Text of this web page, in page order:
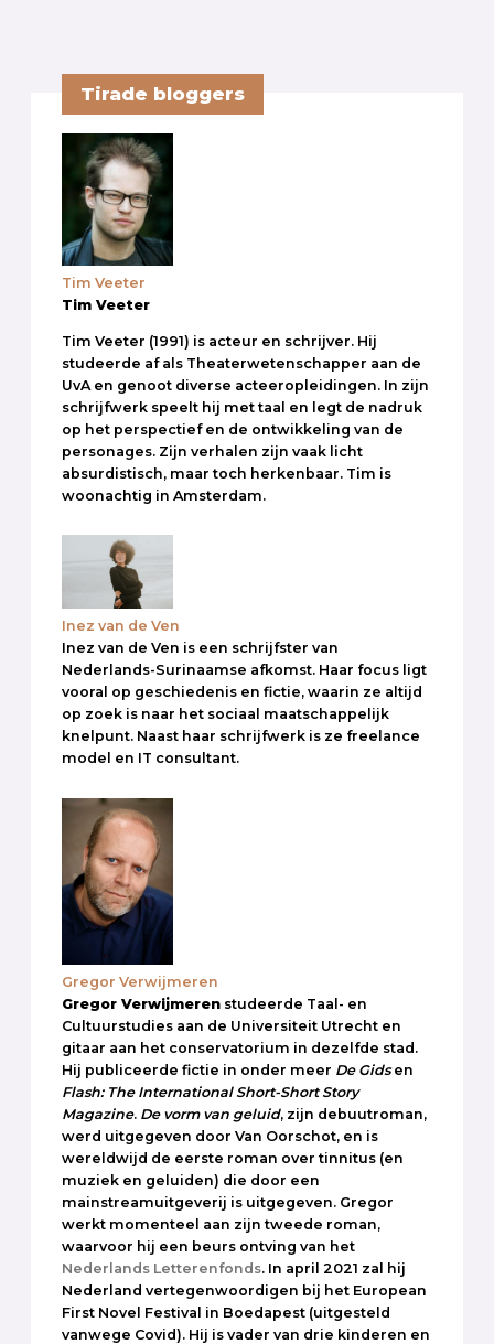
Tirade bloggers
Tim Veeter
Tim Veeter
Tim Veeter (1991) is acteur en schrijver. Hij
studeerde af als Theaterwetenschapper aan de
UvA en genoot diverse acteeropleidingen. In zijn
schrijfwerk speelt hij met taal en legt de nadruk
op het perspectief en de ontwikkeling van de
personages. Zijn verhalen zijn vaak licht
absurdistisch, maar toch herkenbaar. Tim is
woonachtig in Amsterdam.
Inez van de Ven
Inez van de Ven is een schrijfster van
Nederlands-Surinaamse afkomst. Haar focus ligt
vooral op geschiedenis en fictie, waarin ze altijd
op zoek is naar het sociaal maatschappelijk
knelpunt. Naast haar schrijfwerk is ze freelance
model en IT consultant.
Gregor Verwijmeren
Gregor Verwijmeren studeerde Taal- en
Cultuurstudies aan de Universiteit Utrecht en
gitaar aan het conservatorium in dezelfde stad.
Hij publiceerde fictie in onder meer De Gidsen
Flash: The International Short-Short Story
Magazine. De vorm van geluid, zijn debuutroman,
werd uitgegeven door Van Oorschot, en is
wereldwijd de eerste roman over tinnitus (en
muziek en geluiden) die door een
mainstreamuitgeverij is uitgegeven. Gregor
werkt momenteel aan zijn tweede roman,
waarvoor hij een beurs ontving van het
Nederlands Letterenfonds. In april 2021 zal hij
Nederland vertegenwoordigen bij het European
First Novel Festival in Boedapest (uitgesteld
vanwege Covid). Hij is vader van drie kinderen en